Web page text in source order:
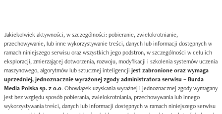
Jakiekolwiek aktywności, w szczególności: pobieranie, zwielokrotnianie,
przechowywanie, lub inne wykorzystywanie treści, danych lub informacji dostępnych w
ramach niniejszego serwisu oraz wszystkich jego podstron, w szczególności w celu ich
eksploracji, zmierzającej dotworzenia, rozwoju, modyfikacji i szkolenia systemów uczenia
maszynowego, algorytmów lub sztucznej inteligencji jest zabronione oraz wymaga
uprzedniej, jednoznacznie wyrażonej zgody administratora serwisu – Burda
Media Polska sp. z o.o. Obowiązek uzyskania wyraźnej i jednoznacznej zgody wymagany
jest bez względu sposób pobierania, zwielokrotniania, przechowywania lub innego
wykorzystywania treści, danych lub informacji dostępnych w ramach niniejszego serwisu